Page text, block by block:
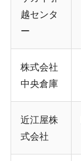
越センタ
ー
株式会社
中央倉庫
近江屋株
式会社